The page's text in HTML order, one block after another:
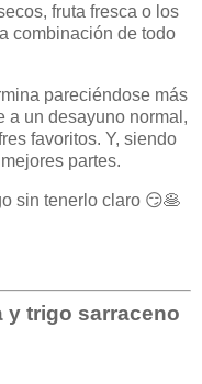
fruta fresca o los
combinación de todo
pareciéndose más
a un desayuno normal,
favoritos. Y, siendo
partes.
sin tenerlo claro 😏🥞
y trigo sarraceno